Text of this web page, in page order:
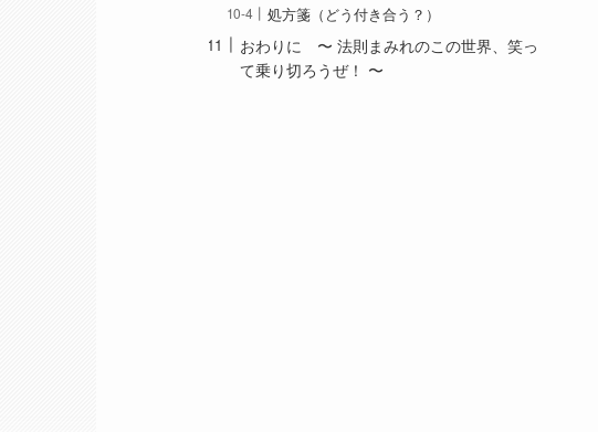
処方箋（どう付き合う？）
おわりに 〜 法則まみれのこの世界、笑っ
て乗り切ろうぜ！ 〜